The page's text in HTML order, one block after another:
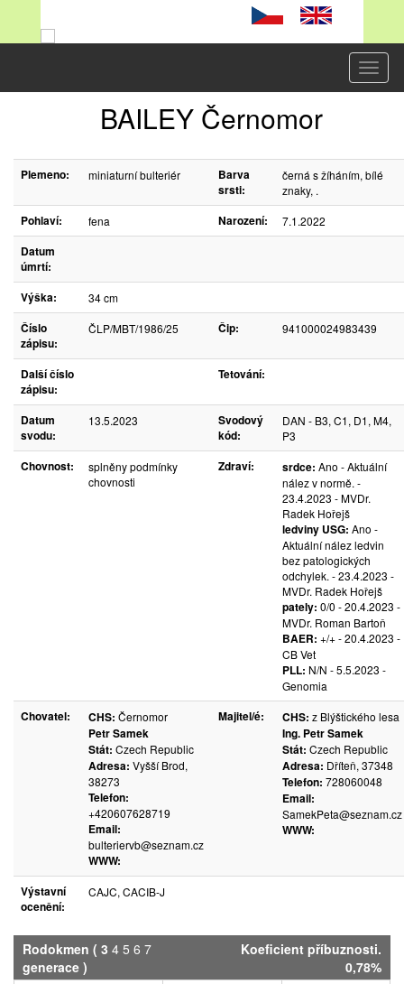
BAILEY Černomor
Plemeno: miniaturní bulteriér
Barva
srsti:
černá s žíháním, bílé
znaky, .
Pohlaví: fena Narození: 7.1.2022
Datum
úmrtí:
Výška:
34 cm
Číslo
zápisu:
ČLP/MBT/1986/25 Čip: 941000024983439
Další číslo
zápisu:
Tetování:
Datum
svodu:
13.5.2023
Svodový
kód:
DAN - B3, C1, D1, M4,
P3
Chovnost:
splněny podmínky
chovnosti
Zdraví: srdce: Ano - Aktuální
nález v normě. -
23.4.2023 - MVDr.
Radek Hořejš
ledviny USG: Ano -
Aktuální nález ledvin
bez patologických
odchylek. - 23.4.2023 -
MVDr. Radek Hořejš
pately: 0/0 - 20.4.2023 -
MVDr. Roman Bartoň
BAER: +/+ - 20.4.2023 -
CB Vet
PLL: N/N - 5.5.2023 -
Genomia
Chovatel: CHS: Černomor
Petr Samek
Stát: Czech Republic
Adresa: Vyšší Brod,
38273
Telefon:
+420607628719
Email:
bulteriervb@seznam.cz
WWW:
Majitel/é: CHS: z Blýštického lesa
Ing. Petr Samek
Stát: Czech Republic
Adresa: Dříteň, 37348
Telefon: 728060048
Email:
SamekPeta@seznam.cz
WWW:
Výstavní
ocenění:
CAJC, CACIB-J
Rodokmen ( 3 4 5 6 7
generace )
Koeficient příbuznosti.
0,78%